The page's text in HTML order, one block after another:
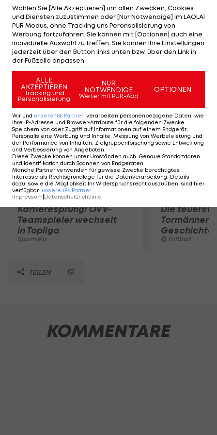
Internationalen, der damit Patrick Herrmann (16,6)
und Marc-Andre ter Stegen (12,4) klar auf die
Plätze verweist. Marco Reus ist indes "Spieler der
Saison". Der 23-Jährige hält mit 30 Prozent Franck
Ribery (16,3) und Klaas-Jan Huntelaar (12,5) auf
Distanz.
Mehr zum Thema
Karrieresprung! ÖVV-
Teamspieler wechselt
in Topliga
Sport-Mix
Die
Tormänner
Geschichte
Fußball
TEILEN
KOMMENTARE
Wählen Sie [Alle Akzeptieren] um allen Zwecken, Cookies
und Diensten zuzustimmen oder [Nur Notwendige] im LAOLA1
PUR Modus, ohne Tracking uns Peronsalisierung von
Werbung fortzufahren. Sie können mit [Optionen] auch eine
individuelle Auswahl zu treffen. Sie können Ihre Einstellungen
jederzeit über den Button links unten bzw. über den Link in
der Fußzeile anpassen.
ALLE
AKZEPTIEREN
Tracking und
Personalisierung
NUR
NOTWENDIGE
Weiter mit PUR-Abo
OPTIONEN
Wir und unsere 186 Partner verarbeiten personenbezogene Daten, wie
Ihre IP-Adresse und Browser-Attribute für die folgenden Zwecke:
Speichern von oder Zugriff auf Informationen auf einem Endgerät;
Personalisierte Werbung und Inhalte, Messung von Werbeleistung und
der Performance von Inhalten, Zielgruppenforschung sowie Entwicklung
und Verbesserung von Angeboten.
Diese Zwecke können unter Umständen auch: Genaue Standortdaten
und Identifikation durch Scannen von Endgeräten.
Manche Partner verwenden für gewisse Zwecke berechtigtes
Interesse als Rechtsgrundlage für die Datenverarbeitung. Details
dazu, sowie die Möglichkeit Ihr Widerspruchsrecht auszuüben, sind hier
verfügbar: unsere 186 Partner
Impressum Datenschutzrichtlinie